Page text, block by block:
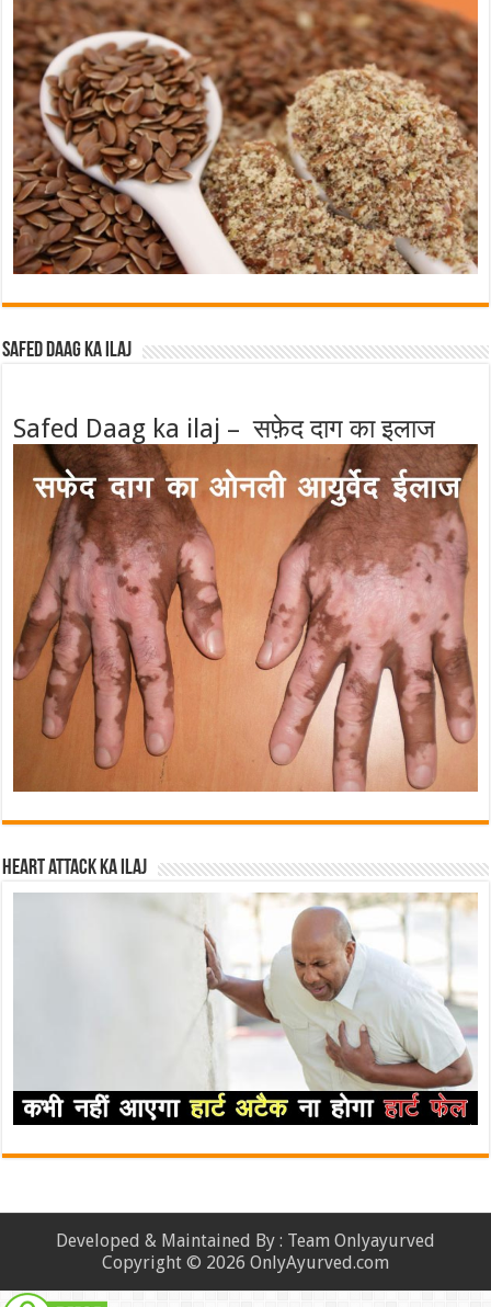
Safed Daag ka ilaj
Safed Daag ka ilaj – सफ़ेद दाग का इलाज
Heart attack ka ilaj
Developed & Maintained By : Team Onlyayurved
Copyright © 2026 OnlyAyurved.com